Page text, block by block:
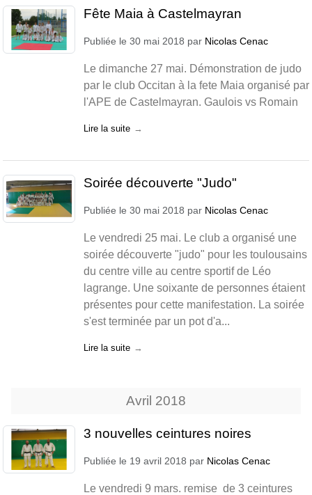
Fête Maia à Castelmayran
Publiée le 30 mai 2018 par Nicolas Cenac
Le dimanche 27 mai. Démonstration de judo
par le club Occitan à la fete Maia organisé par
l'APE de Castelmayran. Gaulois vs Romain
Lire la suite
Soirée découverte "Judo"
Publiée le 30 mai 2018 par Nicolas Cenac
Le vendredi 25 mai. Le club a organisé une
soirée découverte "judo" pour les toulousains
du centre ville au centre sportif de Léo
lagrange. Une soixante de personnes étaient
présentes pour cette manifestation. La soirée
s'est terminée par un pot d'a...
Lire la suite
Avril 2018
3 nouvelles ceintures noires
Publiée le 19 avril 2018 par Nicolas Cenac
Le vendredi 9 mars. remise de 3 ceintures